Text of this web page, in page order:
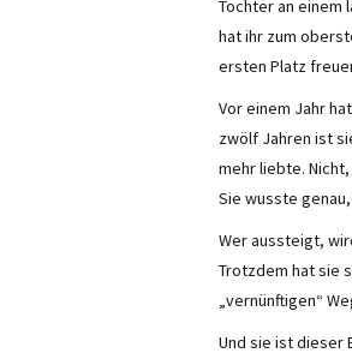
Tochter an einem
hat ihr zum
ersten Platz
Vor einem Jahr
zwölf Jahren ist
mehr liebte.
Sie wusste
Wer aussteigt,
Trotzdem hat sie
„vernünftigen“
Und sie ist dieser